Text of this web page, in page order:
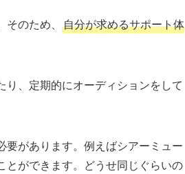
のため、 自分が求めるサポート体
、定期的にオーディションをして
要があります。例えばシアーミュー
とができます。どうせ同じぐらいの